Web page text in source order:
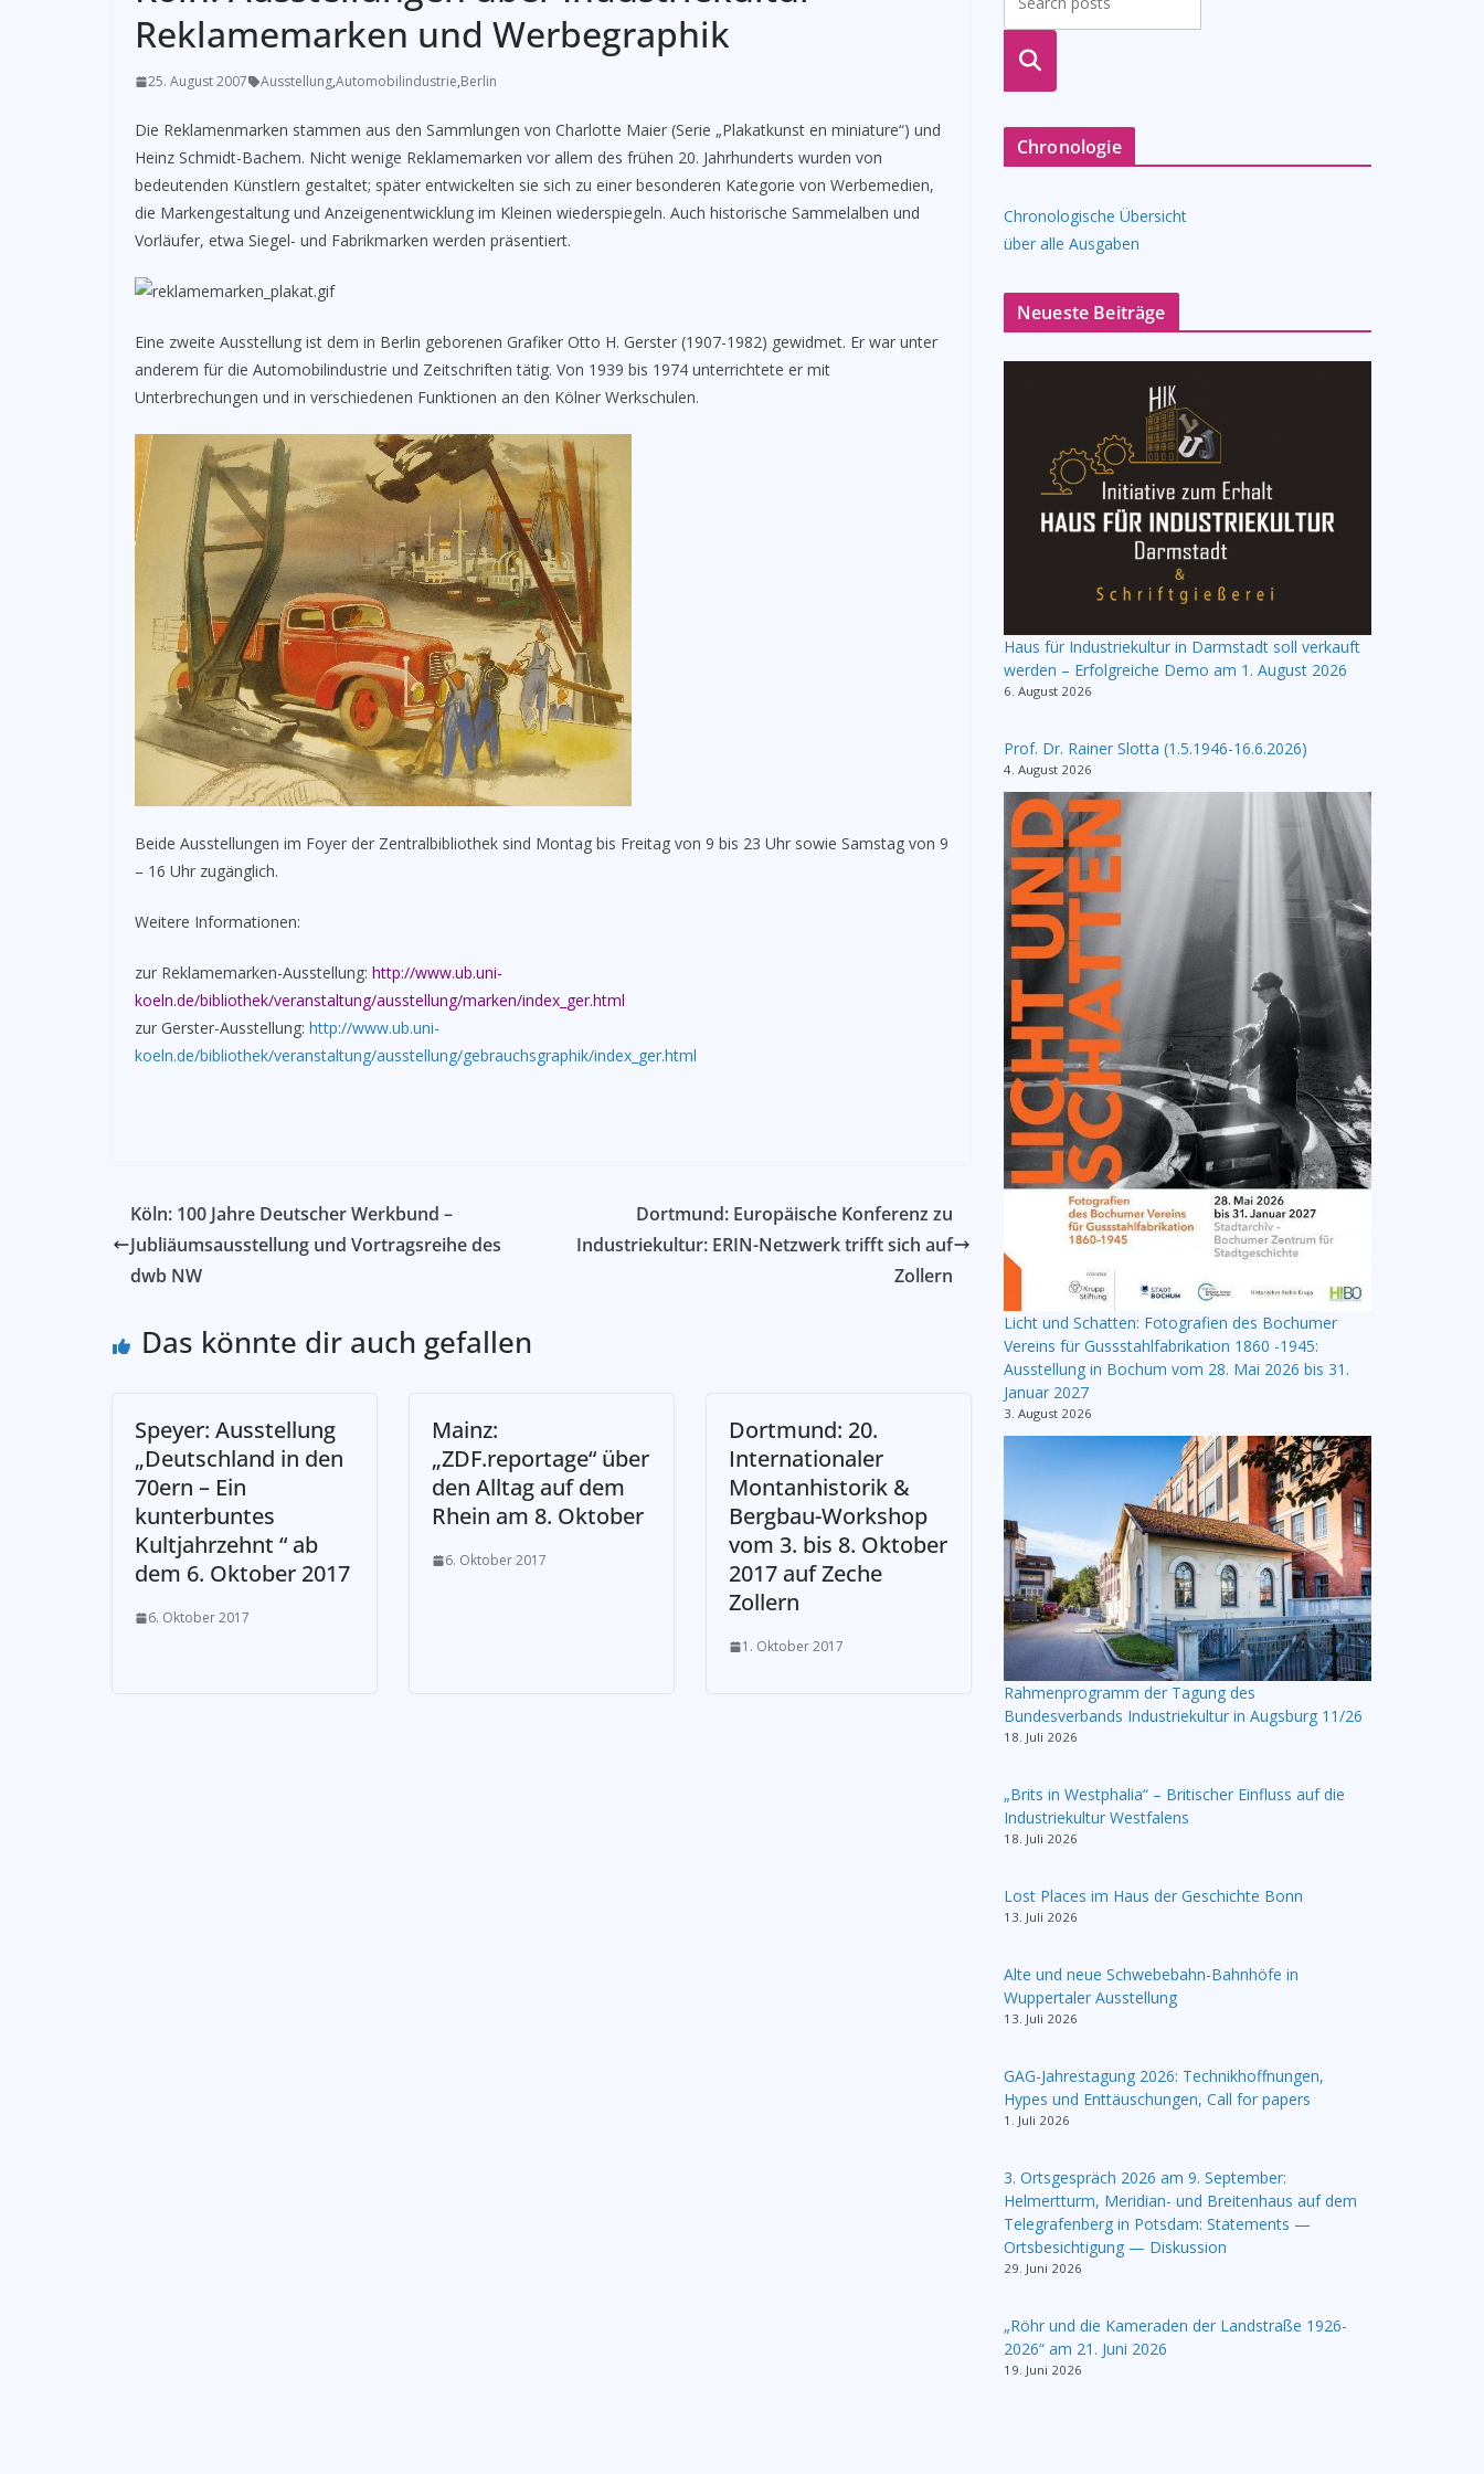
Reklamemarken und Werbegraphik
25. August 2007 Ausstellung,Automobilindustrie,Berlin
Die Reklamenmarken stammen aus den Sammlungen von Charlotte Maier (Serie „Plakatkunst en miniature“) und
Heinz Schmidt-Bachem. Nicht wenige Reklamemarken vor allem des frühen 20. Jahrhunderts wurden von
bedeutenden Künstlern gestaltet; später entwickelten sie sich zu einer besonderen Kategorie von Werbemedien,
die Markengestaltung und Anzeigenentwicklung im Kleinen wiederspiegeln. Auch historische Sammelalben und
Vorläufer, etwa Siegel- und Fabrikmarken werden präsentiert.
Eine zweite Ausstellung ist dem in Berlin geborenen Grafiker Otto H. Gerster (1907-1982) gewidmet. Er war unter
anderem für die Automobilindustrie und Zeitschriften tätig. Von 1939 bis 1974 unterrichtete er mit
Unterbrechungen und in verschiedenen Funktionen an den Kölner Werkschulen.
Beide Ausstellungen im Foyer der Zentralbibliothek sind Montag bis Freitag von 9 bis 23 Uhr sowie Samstag von 9
– 16 Uhr zugänglich.
Weitere Informationen:
zur Reklamemarken-Ausstellung: http://www.ub.uni-
koeln.de/bibliothek/veranstaltung/ausstellung/marken/index_ger.html
zur Gerster-Ausstellung: http://www.ub.uni-
koeln.de/bibliothek/veranstaltung/ausstellung/gebrauchsgraphik/index_ger.html
Köln: 100 Jahre Deutscher Werkbund –
Jubliäumsausstellung und Vortragsreihe des
dwb NW
Dortmund: Europäische Konferenz zu
Industriekultur: ERIN-Netzwerk trifft sich auf
Zollern
Das könnte dir auch gefallen
Speyer: Ausstellung
„Deutschland in den
70ern – Ein
kunterbuntes
Kultjahrzehnt “ ab
dem 6. Oktober 2017
6. Oktober 2017
Mainz:
„ZDF.reportage“ über
den Alltag auf dem
Rhein am 8. Oktober
6. Oktober 2017
Dortmund: 20.
Internationaler
Montanhistorik &
Bergbau-Workshop
vom 3. bis 8. Oktober
2017 auf Zeche
Zollern
1. Oktober 2017
suche
Chronologie
Chronologische Übersicht
über alle Ausgaben
Neueste Beiträge
Haus für Industriekultur in Darmstadt soll verkauft
werden – Erfolgreiche Demo am 1. August 2026
6. August 2026
Prof. Dr. Rainer Slotta (1.5.1946-16.6.2026)
4. August 2026
Licht und Schatten: Fotografien des Bochumer
Vereins für Gussstahlfabrikation 1860 -1945:
Ausstellung in Bochum vom 28. Mai 2026 bis 31.
Januar 2027
3. August 2026
Rahmenprogramm der Tagung des
Bundesverbands Industriekultur in Augsburg 11/26
18. Juli 2026
„Brits in Westphalia“ – Britischer Einfluss auf die
Industriekultur Westfalens
18. Juli 2026
Lost Places im Haus der Geschichte Bonn
13. Juli 2026
Alte und neue Schwebebahn-Bahnhöfe in
Wuppertaler Ausstellung
13. Juli 2026
GAG-Jahrestagung 2026: Technikhoffnungen,
Hypes und Enttäuschungen, Call for papers
1. Juli 2026
3. Ortsgespräch 2026 am 9. September:
Helmertturm, Meridian- und Breitenhaus auf dem
Telegrafenberg in Potsdam: Statements —
Ortsbesichtigung — Diskussion
29. Juni 2026
„Röhr und die Kameraden der Landstraße 1926-
2026“ am 21. Juni 2026
19. Juni 2026